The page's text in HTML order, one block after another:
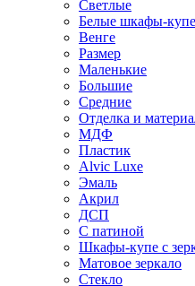
Светлые
Белые шкафы-купе
Венге
Размер
Маленькие
Большие
Средние
Отделка и
МДФ
Пластик
Alvic Luxe
Эмаль
Акрил
ДСП
С патиной
Шкафы-купе с
Матовое зеркало
Стекло